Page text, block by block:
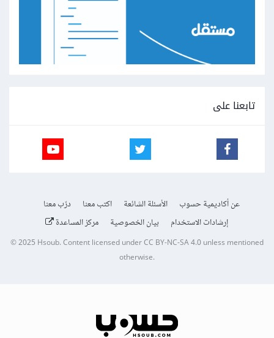
تابعنا على
عن أكاديمية حسوب الأسئلة الشائعة اكتب معنا
درّب معنا
إرشادات الاستخدام
بيان الخصوصية مركز المساعدة
© 2025Hsoub.Content licensed underCC BY-NC-SA 4.0unless mentioned
otherwise.